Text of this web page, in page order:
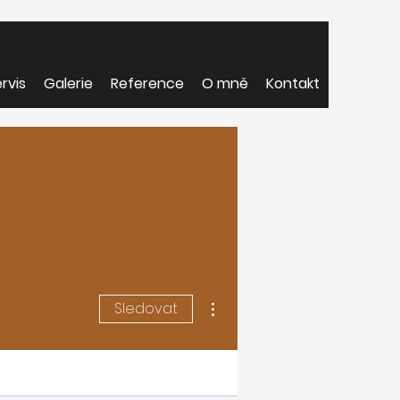
Galerie Reference O mně Kontakt
Sledovat